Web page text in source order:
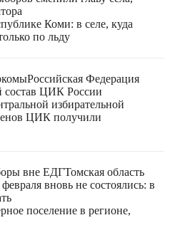
Коми: в селе, куда
по льду
Российская Федерация
состав ЦИК России
избирательной
ЦИК получили
вне ЕДГТомская область
вновь не состоялись: в
поселение в регионе,